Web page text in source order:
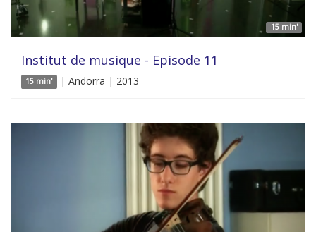
15 min'
Institut de musique - Episode 11
15 min' | Andorra | 2013